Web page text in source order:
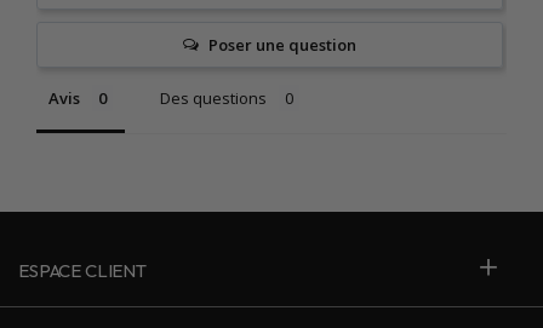
Poser une question
Avis Des questions
ESPACE CLIENT